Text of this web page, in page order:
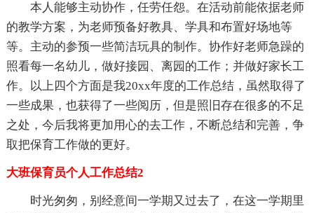
本人能够主动协作，任劳任怨。在活动前能依据老师
的教学方案，为老师预备好教具、学具和布置好场地等
等。主动的参预一些简洁玩具的制作。协作好老师急躁的
照看每一名幼儿，做好接园、离园的工作；并做好家长工
作。以上四个方面是我20xx年度的工作总结，虽然取得了
一些成果，也获得了一些阅历，但是照旧存在很多的不足
之处，今后我将更加用心的去工作，不断总结和完善，争
取把保育工作做的更好。
大班保育员个人工作总结2
时光匆匆，别经意间一学期又过去了，在这一学期里